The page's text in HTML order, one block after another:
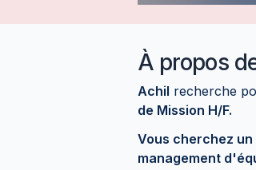
À propos
Achil recherche
de Mission H/F.
Vous cherchez
management